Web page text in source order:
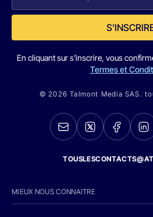
En cliquant sur s'inscrire, vous
Termes et
© 2026 Talmont Media SAS.
MIEUX NOUS CONNAITRE